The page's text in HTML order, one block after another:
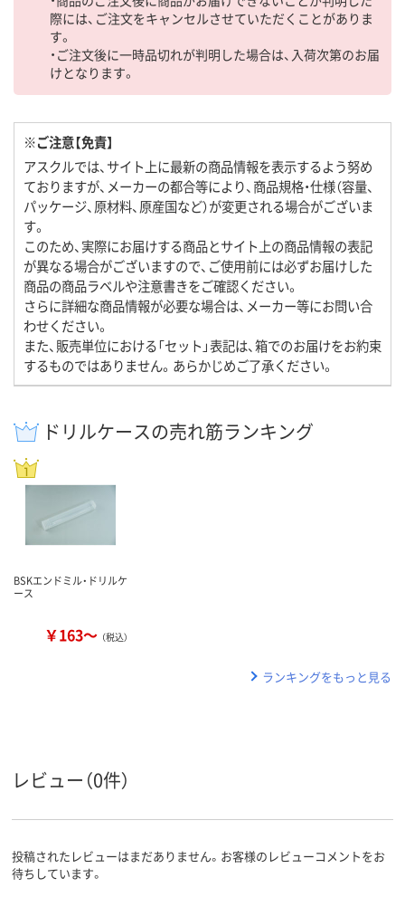
際には、ご注文をキャンセルさせていただくことがありま
す。
・ご注文後に一時品切れが判明した場合は、入荷次第のお届
けとなります。
※ご注意【免責】
アスクルでは、サイト上に最新の商品情報を表示するよう努め
ておりますが、メーカーの都合等により、商品規格・仕様（容量、
パッケージ、原材料、原産国など）が変更される場合がございま
す。
このため、実際にお届けする商品とサイト上の商品情報の表記
が異なる場合がございますので、ご使用前には必ずお届けした
商品の商品ラベルや注意書きをご確認ください。
さらに詳細な商品情報が必要な場合は、メーカー等にお問い合
わせください。
また、販売単位における「セット」表記は、箱でのお届けをお約束
するものではありません。あらかじめご了承ください。
ドリルケースの売れ筋ランキング
BSKエンドミル・ドリルケ
ース
￥163～ （税込）
ランキングをもっと見る
レビュー（0件）
投稿されたレビューはまだありません。お客様のレビューコメントをお
待ちしています。